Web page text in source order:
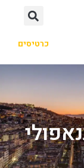
כרטיסים